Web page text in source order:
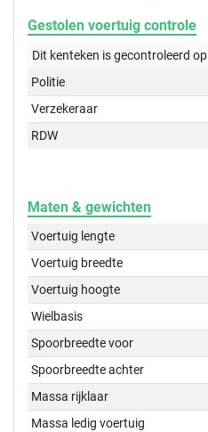
Gestolen voertuig controle
Dit kenteken is gecontroleerd op
Politie
Verzekeraar
RDW
Maten & gewichten
Voertuig lengte
Voertuig breedte
Voertuig hoogte
Wielbasis
Spoorbreedte voor
Spoorbreedte achter
Massa rijklaar
Massa ledig voertuig